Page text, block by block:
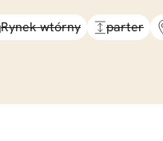
Rynek wtórny parter